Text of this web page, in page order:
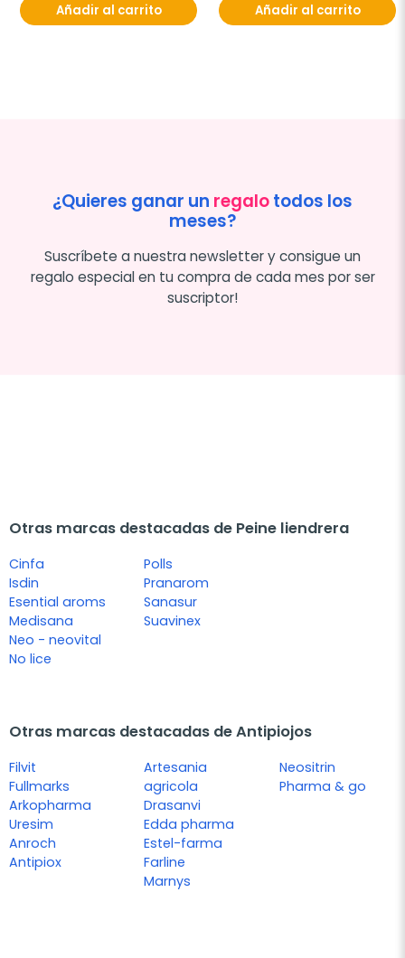
Añadir al carrito Añadir al carrito
¿Quieres ganar un regalotodos los
meses?
Suscríbete a nuestra newsletter y consigue un
regalo especial en tu compra de cada mes por ser
suscriptor!
Otras marcas destacadas de Peine liendrera
Cinfa
Isdin
Esential aroms
Medisana
Neo - neovital
No lice
Polls
Pranarom
Sanasur
Suavinex
Otras marcas destacadas de Antipiojos
Filvit
Fullmarks
Arkopharma
Uresim
Anroch
Antipiox
Artesania
agricola
Drasanvi
Edda pharma
Estel-farma
Farline
Marnys
Neositrin
Pharma & go